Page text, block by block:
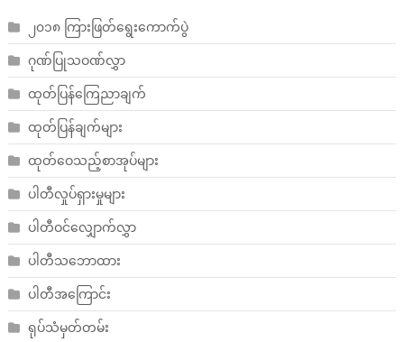
၂၀၁၈ ကြားဖြတ်ရွေးကောက်ပွဲ
ဂုဏ်ပြုသဝဏ်လွှာ
ထုတ်ပြန်ကြေညာချက်
ထုတ်ပြန်ချက်များ
ထုတ်ဝေသည့်စာအုပ်များ
ပါတီလှုပ်ရှားမှုများ
ပါတီဝင်လျှောက်လွှာ
ပါတီသဘောထား
ပါတီအကြောင်း
ရုပ်သံမှတ်တမ်း